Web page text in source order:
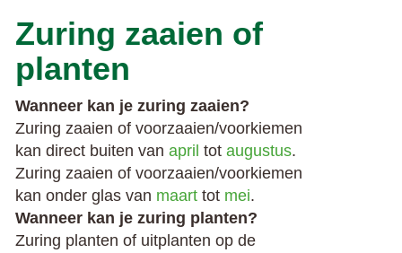
Zuring zaaien of
planten
Wanneer kan je zuring zaaien?
Zuring zaaien of voorzaaien/voorkiemen
kan direct buiten van april tot augustus.
Zuring zaaien of voorzaaien/voorkiemen
kan onder glas van maart tot mei.
Wanneer kan je zuring planten?
Zuring planten of uitplanten op de